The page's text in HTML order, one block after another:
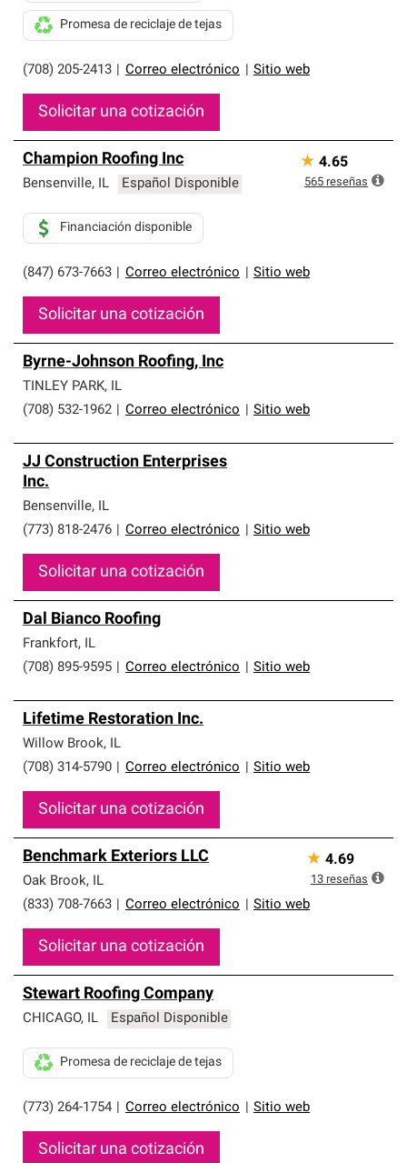
(708) 205-2413 Correo electrónico Sitio web
Promesa de reciclaje de tejas
Solicitar una cotización
Champion Roofing Inc
Bensenville, IL Español Disponible
(847) 673-7663 Correo electrónico Sitio web
Financiación disponible
Solicitar una cotización
★ 4.65
565 reseñas
Byrne-Johnson Roofing, Inc
TINLEY PARK, IL
(708) 532-1962
Correo electrónico Sitio web
JJ Construction Enterprises
Inc.
Bensenville, IL
(773) 818-2476
Correo electrónico Sitio web
Solicitar una cotización
Dal Bianco Roofing
Frankfort, IL
(708) 895-9595
Correo electrónico Sitio web
Lifetime Restoration Inc.
Willow Brook, IL
(708) 314-5790
Correo electrónico Sitio web
Solicitar una cotización
Benchmark Exteriors LLC
Oak Brook, IL
(833) 708-7663
Correo electrónico Sitio web
Solicitar una cotización
★ 4.69
13 reseñas
Stewart Roofing Company
CHICAGO, IL Español Disponible
(773) 264-1754 Correo electrónico Sitio web
Promesa de reciclaje de tejas
Solicitar una cotización